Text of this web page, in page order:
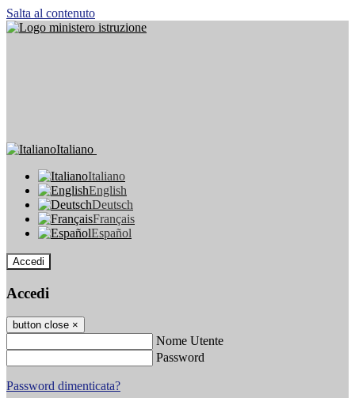
Salta al contenuto
Italiano
Italiano
English
Deutsch
Français
Español
Accedi
Accedi
button close ×
Nome Utente
Password
Password dimenticata?